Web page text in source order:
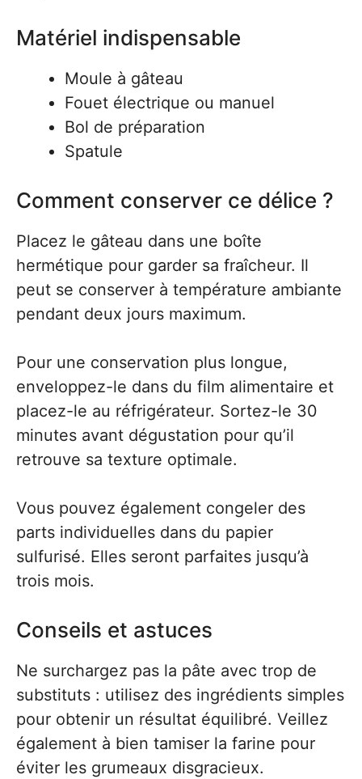
Matériel indispensable
Moule à gâteau
Fouet électrique ou manuel
Bol de préparation
Spatule
Comment conserver ce délice ?
Placez le gâteau dans une boîte
hermétique pour garder sa fraîcheur. Il
peut se conserver à température ambiante
pendant deux jours maximum.
Pour une conservation plus longue,
enveloppez-le dans du film alimentaire et
placez-le au réfrigérateur. Sortez-le 30
minutes avant dégustation pour qu’il
retrouve sa texture optimale.
Vous pouvez également congeler des
parts individuelles dans du papier
sulfurisé. Elles seront parfaites jusqu’à
trois mois.
Conseils et astuces
Ne surchargez pas la pâte avec trop de
substituts : utilisez des ingrédients simples
pour obtenir un résultat équilibré. Veillez
également à bien tamiser la farine pour
éviter les grumeaux disgracieux.